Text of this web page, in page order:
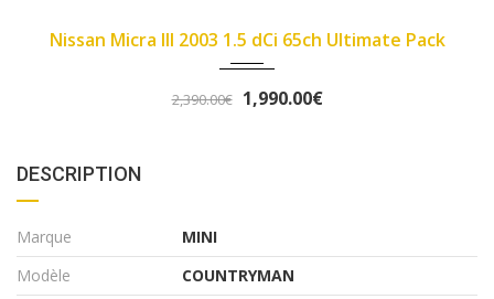
Pack Fiat Panda II 2007 1.1 8v 54ch
DESCRIPTION
Marque
MINI
Modèle
COUNTRYMAN